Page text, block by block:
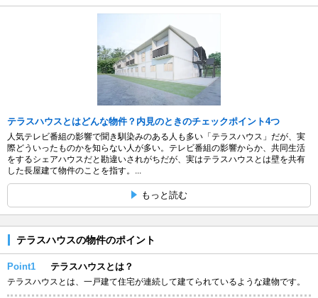
テラスハウスとはどんな物件？内見のときのチェックポイント4つ
人気テレビ番組の影響で聞き馴染みのある人も多い「テラスハウス」だが、実
際どういったものかを知らない人が多い。テレビ番組の影響からか、共同生活
をするシェアハウスだと勘違いされがちだが、実はテラスハウスとは壁を共有
した長屋建て物件のことを指す。...
もっと読む
テラスハウスの物件のポイント
Point1 テラスハウスとは？
テラスハウスとは、一戸建て住宅が連続して建てられているような建物です。